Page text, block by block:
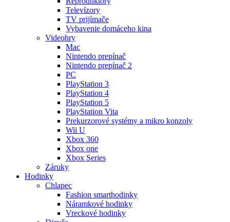
Televízory
TV prijímače
Vybavenie domáceho kina
Videohry
Mac
Nintendo prepínač
Nintendo prepínač 2
PC
PlayStation 3
PlayStation 4
PlayStation 5
PlayStation Vita
Prekurzorové systémy a mikro konzoly
Wii U
Xbox 360
Xbox one
Xbox Series
Záruky
Hodinky
Chlapec
Fashion smarthodinky
Náramkové hodinky
Vreckové hodinky